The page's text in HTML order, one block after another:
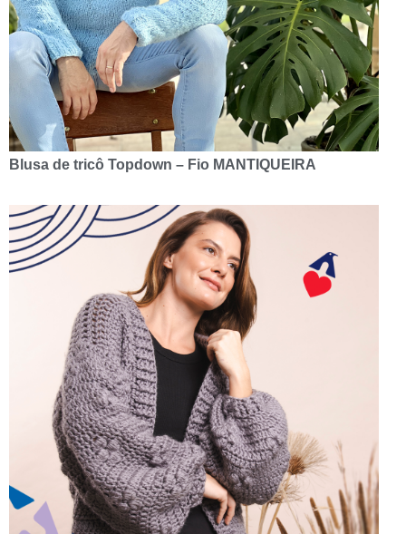
Blusa de tricô Topdown – Fio MANTIQUEIRA